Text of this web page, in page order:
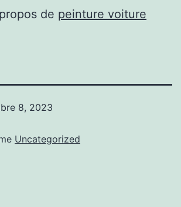
de peinture voiture
8, 2023
Uncategorized